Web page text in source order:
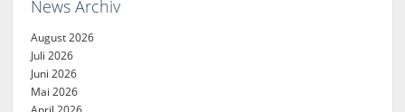
News Archiv
August 2026
Juli 2026
Juni 2026
Mai 2026